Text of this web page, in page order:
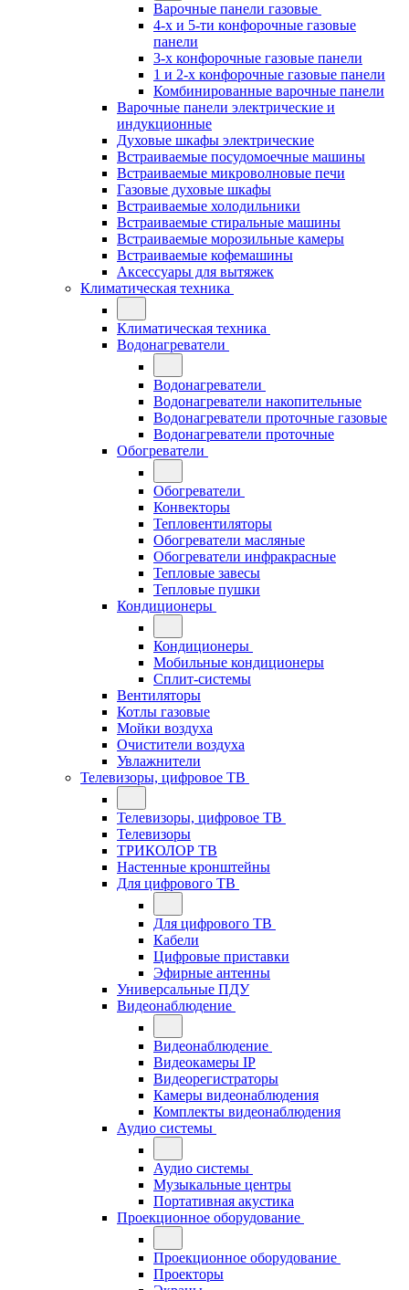
Варочные панели газовые
4-х и 5-ти конфорочные газовые
панели
3-х конфорочные газовые панели
1 и 2-х конфорочные газовые панели
Комбинированные варочные панели
Варочные панели электрические и
индукционные
Духовые шкафы электрические
Встраиваемые посудомоечные машины
Встраиваемые микроволновые печи
Газовые духовые шкафы
Встраиваемые холодильники
Встраиваемые стиральные машины
Встраиваемые морозильные камеры
Встраиваемые кофемашины
Аксессуары для вытяжек
Климатическая техника
Климатическая техника
Водонагреватели
Водонагреватели
Водонагреватели накопительные
Водонагреватели проточные газовые
Водонагреватели проточные
Обогреватели
Обогреватели
Конвекторы
Тепловентиляторы
Обогреватели масляные
Обогреватели инфракрасные
Тепловые завесы
Тепловые пушки
Кондиционеры
Кондиционеры
Мобильные кондиционеры
Сплит-системы
Вентиляторы
Котлы газовые
Мойки воздуха
Очистители воздуха
Увлажнители
Телевизоры, цифровое ТВ
Телевизоры, цифровое ТВ
Телевизоры
ТРИКОЛОР ТВ
Настенные кронштейны
Для цифрового ТВ
Для цифрового ТВ
Кабели
Цифровые приставки
Эфирные антенны
Универсальные ПДУ
Видеонаблюдение
Видеонаблюдение
Видеокамеры IP
Видеорегистраторы
Камеры видеонаблюдения
Комплекты видеонаблюдения
Аудио системы
Аудио системы
Музыкальные центры
Портативная акустика
Проекционное оборудование
Проекционное оборудование
Проекторы